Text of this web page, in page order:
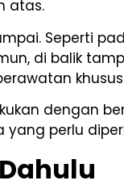
atas.
Seperti
di balik
dengan
yang perlu